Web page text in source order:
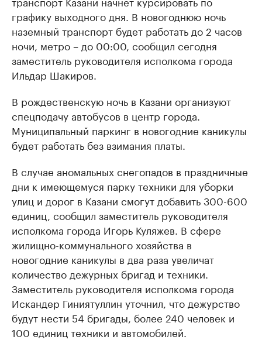
графику выходного дня. В новогоднюю ночь
наземный транспорт будет работать до 2 часов
ночи, метро – до 00:00, сообщил сегодня
заместитель руководителя исполкома города
Ильдар Шакиров.
В рождественскую ночь в Казани организуют
спецподачу автобусов в центр города.
Муниципальный паркинг в новогодние каникулы
будет работать без взимания платы.
В случае аномальных снегопадов в праздничные
дни к имеющемуся парку техники для уборки
улиц и дорог в Казани смогут добавить 300-600
единиц, сообщил заместитель руководителя
исполкома города Игорь Куляжев. В сфере
жилищно-коммунального хозяйства в
новогодние каникулы в два раза увеличат
количество дежурных бригад и техники.
Заместитель руководителя исполкома города
Искандер Гиниятуллин уточнил, что дежурство
будут нести 54 бригады, более 240 человек и
100 единиц техники и автомобилей.